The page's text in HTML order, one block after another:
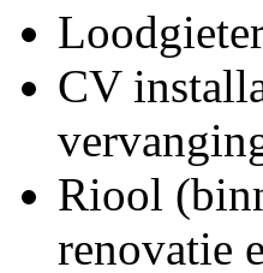
CV
Riool
renovatie